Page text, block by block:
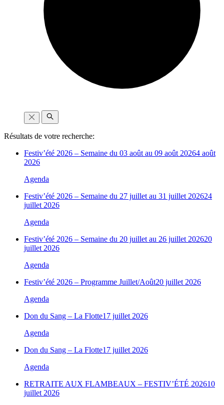
Résultats de votre recherche:
Festiv’été 2026 – Semaine du 03 août au 09 août 20264 août
2026
Agenda
Festiv’été 2026 – Semaine du 27 juillet au 31 juillet 202624
juillet 2026
Agenda
Festiv’été 2026 – Semaine du 20 juillet au 26 juillet 202620
juillet 2026
Agenda
Festiv’été 2026 – Programme Juillet/Août20 juillet 2026
Agenda
Don du Sang – La Flotte17 juillet 2026
Agenda
Don du Sang – La Flotte17 juillet 2026
Agenda
RETRAITE AUX FLAMBEAUX – FESTIV’ÉTÉ 202610
juillet 2026